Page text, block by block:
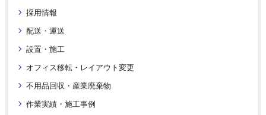
採用情報
配送・運送
設置・施工
オフィス移転・レイアウト変更
不用品回収・産業廃棄物
作業実績・施工事例